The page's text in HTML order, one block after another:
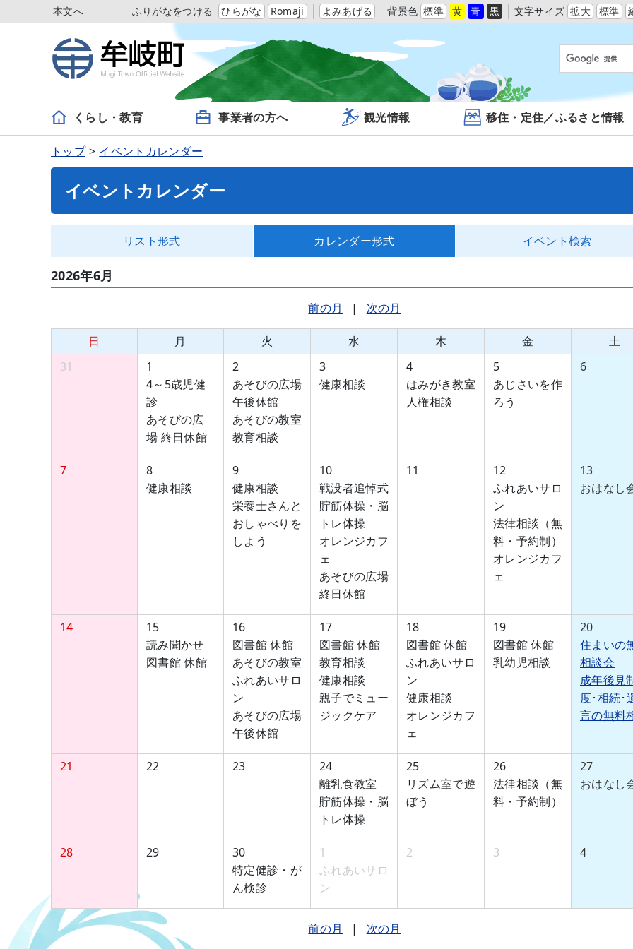
本文へ ふりがなをつける ひらがな Romaji よみあげる 背景色 標準 黄 青 黒 文字サイズ 拡大 標準
くらし・教育 事業者の方へ 観光情報 移住・定住／ふるさと情報
トップ イベントカレンダー
イベントカレンダー
リスト形式 カレンダー形式 イベント検索
2026年6月
前の月 | 次の月
日 月 火 水 木 金
土
31
1
4～5歳児健
診
あそびの広
場 終日休館
2
あそびの広場
午後休館
あそびの教室
教育相談
3
健康相談
4
はみがき教室
人権相談
5
あじさいを作
ろう
6
7
8
健康相談
9
健康相談
栄養士さんと
おしゃべりを
しよう
10
戦没者追悼式
貯筋体操・脳
トレ体操
オレンジカフ
ェ
あそびの広場
終日休館
11
12
ふれあいサロ
ン
法律相談（無
料・予約制）
オレンジカフ
ェ
13
おはなし
14
15
読み聞かせ
図書館 休館
16
図書館 休館
あそびの教室
ふれあいサロ
ン
あそびの広場
午後休館
17
図書館 休館
教育相談
健康相談
親子でミュー
ジックケア
18
図書館 休館
ふれあいサロ
ン
健康相談
オレンジカフ
ェ
19
図書館 休館
乳幼児相談
20
住まいの
相談会
成年後見
度･相続･
言の無料
21 22 23
24
離乳食教室
貯筋体操・脳
トレ体操
25
リズム室で遊
ぼう
26
法律相談（無
料・予約制）
27
おはなし
28 29
30
特定健診・が
ん検診
1
ふれあいサロ
ン
2 3 4
前の月 | 次の月